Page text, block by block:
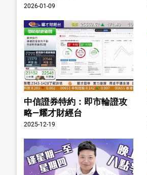
2026-01-09
中信證券特約：即市輪證攻
略—耀才財經台
2025-12-19